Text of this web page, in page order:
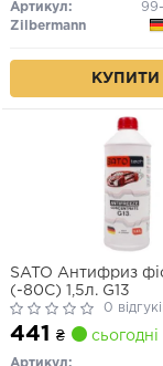
Артикул:
Zilbermann
КУПИТИ
SATO Антифриз
(-80С) 1,5л. G13
0
441 ₴ сьогодні
Артикул: